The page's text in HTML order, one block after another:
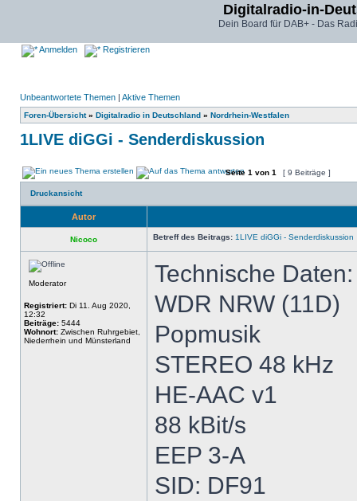
Digitalradio-in-
Dein Board für DAB+ - Das
Anmelden Registrieren
Unbeantwortete Themen | Aktive Themen
Foren-Übersicht» Digitalradio in Deutschland » Nordrhein-Westfalen
1LIVE diGGi - Senderdiskussion
Seite 1 von 1 [ 9 Beiträge ]
Druckansicht
Autor
Nicoco Betreff des Beitrags: 1LIVE diGGi - Senderdiskussion
Moderator
Registriert: Di 11. Aug 2020,
12:32
Beiträge: 5444
Wohnort: Zwischen Ruhrgebiet,
Niederrhein und Münsterland
Technische Daten:
WDR NRW (11D)
Popmusik
STEREO 48 kHz
HE-AAC v1
88 kBit/s
EEP 3-A
SID: DF91